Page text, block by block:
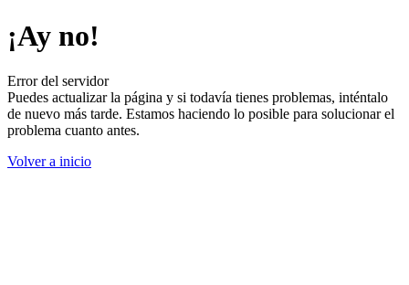
¡Ay no!
Error del servidor
Puedes actualizar la página y si todavía tienes problemas, inténtalo
de nuevo más tarde. Estamos haciendo lo posible para solucionar el
problema cuanto antes.
Volver a inicio